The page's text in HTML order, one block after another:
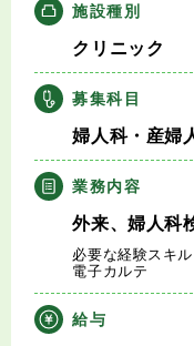
医師の求人・転職
知りたい・聞きた
転職成功事例
医師の転職マニュア
データで見る医師の
施設種別
クリニック
募集科目
婦人科・産婦
業務内容
外来、婦人科
必要な経験スキ
電子カルテ
給与